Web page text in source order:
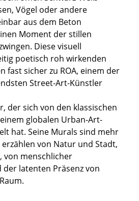
Vögel oder andere
aus dem Beton
Moment der stillen
Diese visuell
poetisch roh wirkenden
fast sicher zu ROA, einem der
Street-Art-Künstler
der sich von den klassischen
globalen Urban-Art-
hat. Seine Murals sind mehr
von Natur und Stadt,
von menschlicher
latenten Präsenz von